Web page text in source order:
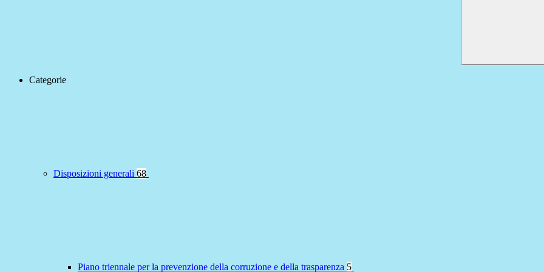
Categorie
Disposizioni generali 68
Piano triennale per la prevenzione della corruzione e della trasparenza 5